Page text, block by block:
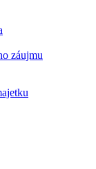
záujmu